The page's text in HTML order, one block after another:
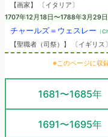
【画家】 〔イタリア〕
1707年12月18日〜1788年3月29日
チャールズ＝ウェスレー （
【聖職者（司祭）】 〔イギリス〕
※このページに収
1681〜1685年
1691〜1695年